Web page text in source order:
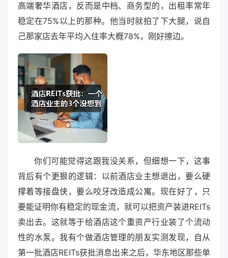
高端奢华酒店，反而是中档、商务型的，出租率常年
稳定在75%以上的那种。他当时就拍了下大腿，说自
己那家店去年平均入住率大概78%，刚好擦边。
你们可能觉得这跟我没关系，但细想一下，这事
背后有个更狠的逻辑：以前酒店业主想退出，要么硬
撑着等接盘侠，要么咬牙改造成公寓。现在好了，只
要能证明你有稳定的现金流，就可以把资产装进REITs
卖出去。这就等于给酒店这个重资产行业装了个流动
性的水泵。我有个做酒店管理的朋友实测发现，自从
第一批酒店REITs获批消息出来之后，华东地区那些单